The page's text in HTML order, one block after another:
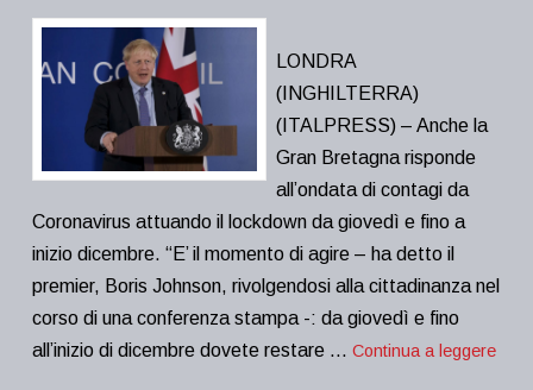
LONDRA
(INGHILTERRA)
(ITALPRESS) – Anche la
Gran Bretagna risponde
all’ondata di contagi da
Coronavirus attuando il lockdown da giovedì e fino a
inizio dicembre. “E’ il momento di agire – ha detto il
premier, Boris Johnson, rivolgendosi alla cittadinanza nel
corso di una conferenza stampa -: da giovedì e fino
all’inizio di dicembre dovete restare … Continua a leggere